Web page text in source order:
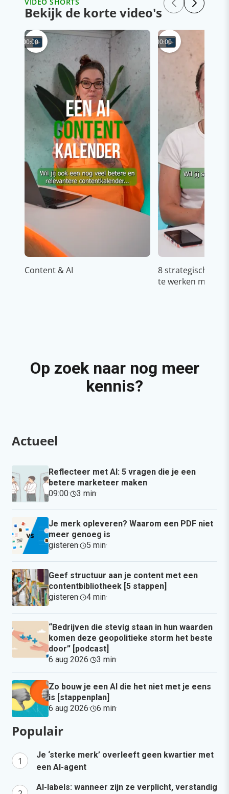
Bekijk de korte video's
00:00
Content & AI
00:00
8 strategische
te werken met
Op zoek naar nog meer
kennis?
Actueel
Reflecteer met AI: 5 vragen die je een
betere marketeer maken
09:00· 3 min·
Je merk opleveren? Waarom een PDF niet
meer genoeg is
gisteren· 5 min·
Geef structuur aan je content met een
contentbibliotheek [5 stappen]
gisteren· 4 min·
“Bedrijven die stevig staan in hun waarden
komen deze geopolitieke storm het beste
door” [podcast]
6 aug 2026· 3 min·
Zo bouw je een AI die het niet met je eens
is [stappenplan]
6 aug 2026· 6 min·
Populair
Je ‘sterke merk’ overleeft geen kwartier met
een AI-agent
AI-labels: wanneer zijn ze verplicht, verstandig